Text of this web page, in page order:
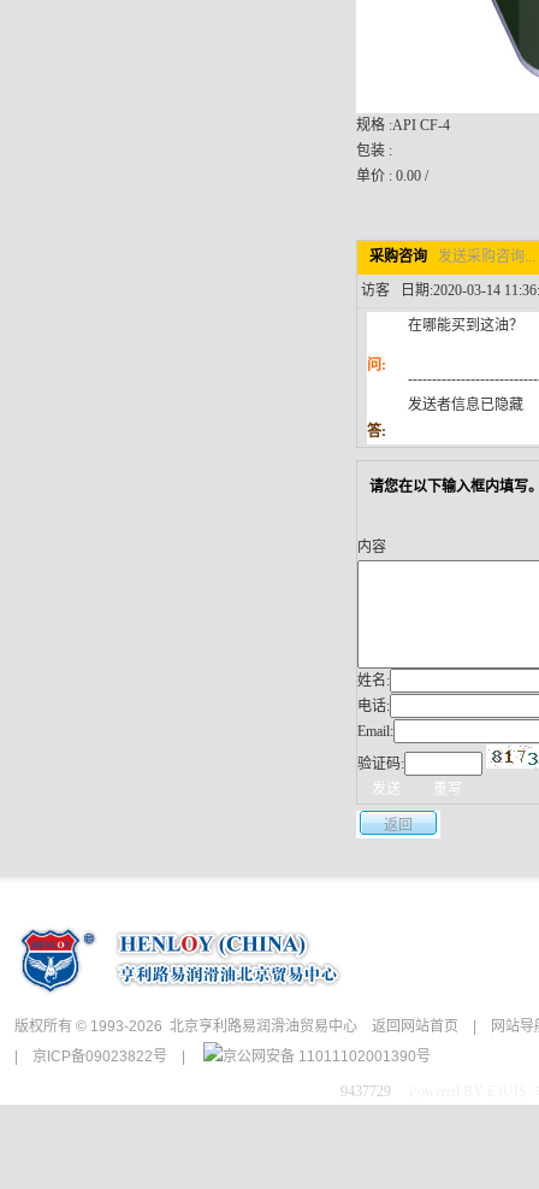
规格 :API CF-4
包装 :
单价 : 0.00 /
采购咨询
发送采购咨询...
访客 日期:2020-03-14
问:
在哪能买到这油？
发送者信息已隐藏
答:
请您在以下输入框内填写
内容
姓名:
电话:
Email:
验证码:
返回
版权所有 © 1993-2026 北京亨利路易润滑油贸易中心 返回网站首页
网站导
京ICP备09023822号 京公网安备 11011102001390号
9437729